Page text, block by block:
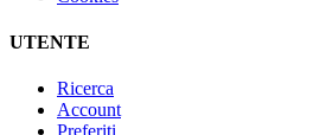
UTENTE
Ricerca
Account